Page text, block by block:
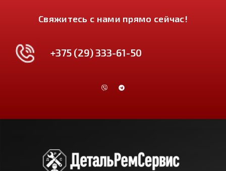
Свяжитесь с нами прямо сейчас!
+375 (29) 333-61-50